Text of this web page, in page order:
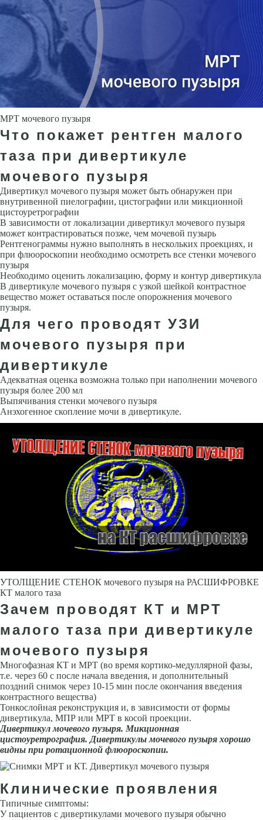
МРТ мочевого пузыря
Что покажет рентген малого
таза при дивертикуле
мочевого пузыря
Дивертикул мочевого пузыря может быть обнаружен при
внутривенной пиелографии, цистографии или микционной
цистоуретрографии
В зависимости от локализации дивертикул мочевого пузыря
может контрастироваться позже, чем мочевой пузырь
Рентгенограммы нужно выполнять в нескольких проекциях, и
при флюороскопии необходимо осмотреть все стенки мочевого
пузыря
Необходимо оценить локализацию, форму и контур дивертикула
В дивертикуле мочевого пузыря с узкой шейкой контрастное
вещество может оставаться после опорожнения мочевого
пузыря.
Для чего проводят УЗИ
мочевого пузыря при
дивертикуле
Адекватная оценка возможна только при наполнении мочевого
пузыря более 200 мл
Выпячивания стенки мочевого пузыря
Анэхогенное скопление мочи в дивертикуле.
УТОЛЩЕНИЕ СТЕНОК мочевого пузыря на РАСШИФРОВКЕ
КТ малого таза
Зачем проводят КТ и МРТ
малого таза при дивертикуле
мочевого пузыря
Многофазная КТ и МРТ (во время кортико-медуллярной фазы,
т.е. через 60 с после начала введения, и дополнительный
поздний снимок через 10-15 мин после окончания введения
контрастного вещества)
Тонкослойная реконструкция и, в зависимости от формы
дивертикула, МПР или МРТ в косой проекции.
Дивертикул мочевого пузыря. Микционная
цистоуретрография. Дивертикулы мочевого пузыря хорошо
видны при ротационной флюороскопии.
Клинические проявления
Типичные симптомы:
У пациентов с дивертикулами мочевого пузыря обычно